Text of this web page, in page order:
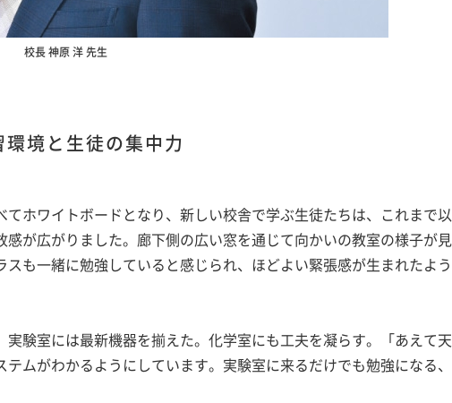
校長 神原 洋 先生
境と生徒の集中力
ホワイトボードとなり、新しい校舎で学ぶ生徒たちは、これまで以
感が広がりました。廊下側の広い窓を通じて向かいの教室の様子が見
も一緒に勉強していると感じられ、ほどよい緊張感が生まれたよう
験室には最新機器を揃えた。化学室にも工夫を凝らす。「あえて天
ムがわかるようにしています。実験室に来るだけでも勉強になる、